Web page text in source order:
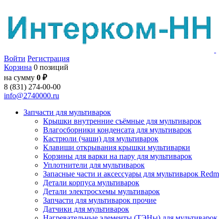
Войти Регистрация
Корзина 0 позиций
на сумму 0 ₽
8 (831) 274-00-00
info@2740000.ru
Запчасти для мультиварок
Крышки внутренние съёмные для мультиварок
Влагосборники конденсата для мультиварок
Кастрюли (чаши) для мультиварок
Клавиши открывания крышки мультиварки
Корзины для варки на пару для мультиварок
Уплотнители для мультиварок
Запасные части и аксессуары для мультиварок
Детали корпуса мультиварок
Детали электросхемы мультиварок
Запчасти для мультиварок прочие
Датчики для мультиварок